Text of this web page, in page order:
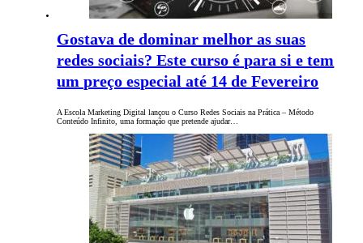
Gostava de dominar melhor as suas
redes sociais? Este curso é para si e tem
um preço especial até 14 de Fevereiro
A Escola Marketing Digital lançou o Curso Redes Sociais na Prática – Método
Conteúdo Infinito, uma formação que pretende ajudar…